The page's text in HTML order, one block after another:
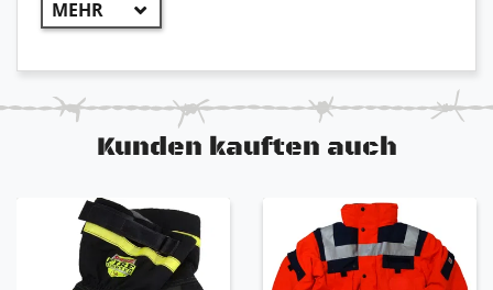
!! WICHTIG !!
Aufgrund der Vielzahl von Jacken kann die
Bekleidung teilweise von dem hier beschriebenen
abweichen. Die Modelle können unterschiedlich sein
jeweiligen Artikel. Die erste Farbe ist der Hauptteil
des Produktes. Beispiel: grau-schwarz 80% grau /
20% schwarz.
Kunden kauften auch